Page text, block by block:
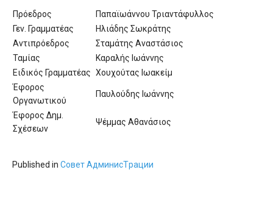
Πρόεδρος
Παπαϊωάννου Τριαντάφυλλος
Γεν. Γραμματέας
Ηλιάδης Σωκράτης
Αντιπρόεδρος
Σταμάτης Αναστάσιος
Ταμίας
Καραλής Ιωάννης
Ειδικός Γραμματέας Χουχούτας Ιωακείμ
Έφορος
Οργανωτικού
Παυλούδης Ιωάννης
Έφορος Δημ.
Σχέσεων
Ψέμμας Αθανάσιος
Published in Cовет AдминисTрации